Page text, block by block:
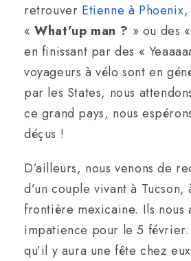
retrouver Etienne à Phoenix
«What’up man ? » ou des
en finissant par des «
voyageurs à vélo sont en
par les States, nous
ce grand pays, nous
déçus !
D’ailleurs, nous venons de
d’un couple vivant à
frontière mexicaine. Ils nous
impatience pour le 5 février.
qu’il y aura une fête chez